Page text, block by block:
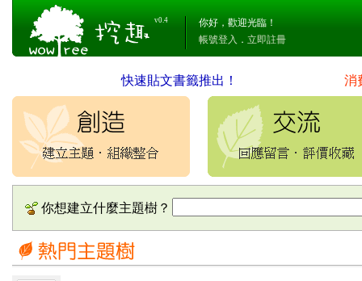
v0.4
你好，歡迎光臨！
帳號登入 ． 立即註冊
快速貼文書籤推出！ 消
你想建立什麼主題樹？